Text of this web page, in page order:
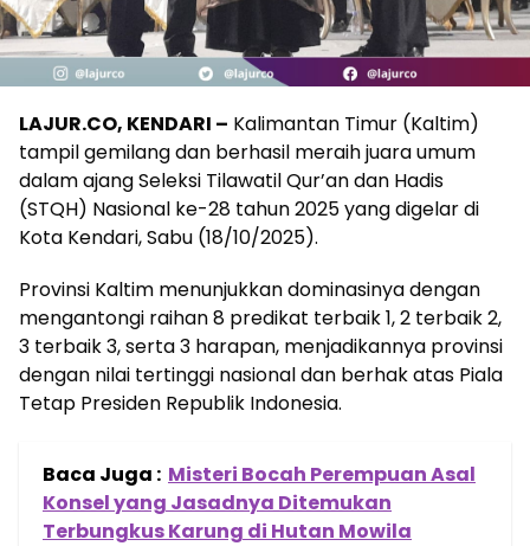
LAJUR.CO, KENDARI – Kalimantan Timur (Kaltim)
tampil gemilang dan berhasil meraih juara umum
dalam ajang Seleksi Tilawatil Qur’an dan Hadis
(STQH) Nasional ke-28 tahun 2025 yang digelar di
Kota Kendari, Sabu (18/10/2025).
Provinsi Kaltim menunjukkan dominasinya dengan
mengantongi raihan 8 predikat terbaik 1, 2 terbaik 2,
3 terbaik 3, serta 3 harapan, menjadikannya provinsi
dengan nilai tertinggi nasional dan berhak atas Piala
Tetap Presiden Republik Indonesia.
Baca Juga : Misteri Bocah Perempuan Asal
Konsel yang Jasadnya Ditemukan
Terbungkus Karung di Hutan Mowila